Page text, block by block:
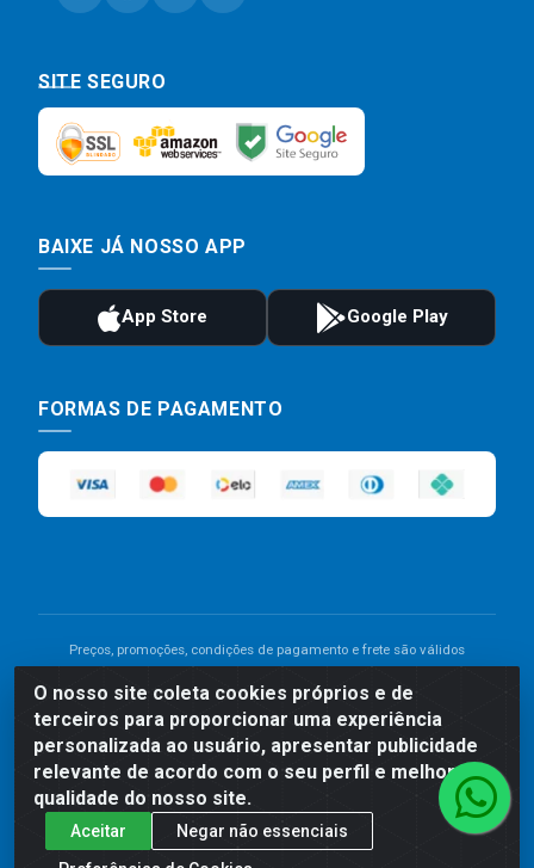
O nosso site coleta cookies próprios e de
terceiros para proporcionar uma experiência
personalizada ao usuário, apresentar publicidade
relevante de acordo com o seu perfil e melhorar a
qualidade do nosso site.
Aceitar
Negar não essenciais
SITE SEGURO
BAIXE JÁ NOSSO APP
FORMAS DE PAGAMENTO
Preços, promoções, condições de pagamento e frete são válidos
divergência de preço de um produto, será válido o preço que for
exibido no carrinho de compras do site no momento do pagamento.
As vendas estão sujeitas a análise e disponibilidade do estoque.
Imagens de produtos meramente ilustrativas.
Comercial de Construção 2001 LTDA - Av. Congresso
Eucarístico, 1179 - São José, Carpina - PE - CEP: 55811-
000 - 70.220.389/0001-66